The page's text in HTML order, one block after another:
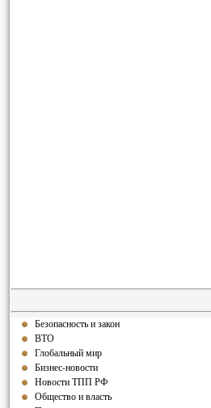
Безопасность и закон
ВТО
Глобальный мир
Бизнес-новости
Новости ТПП РФ
Общество и власть